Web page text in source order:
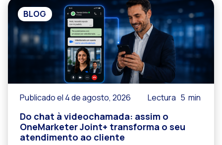
BLOG
Publicado el 4 de agosto, 2026 Lectura 5 min
Do chat à videochamada: assim o
OneMarketer Joint+ transforma o seu
atendimento ao cliente